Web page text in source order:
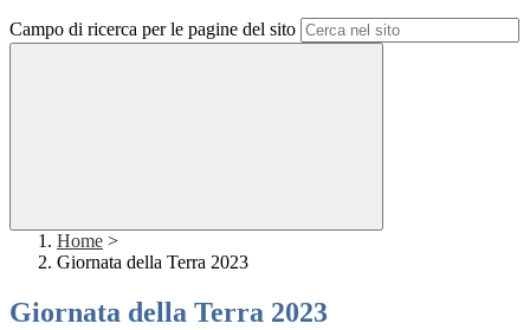
Campo di ricerca per le pagine del sito
Home >
Giornata della Terra 2023
Giornata della Terra 2023